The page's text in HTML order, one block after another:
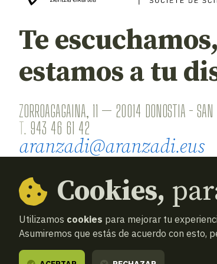
Te escuchamos,
estamos a tu
ZORROAGAGAINA, 11 — 20014 DONOSTIA -
T. 943 46 61 42
aranzadi@aranzadi.eus
Aranzadi — Zientzia elkartea
Cookies,
Utilizamos cookies para mejorar tu
Asumiremos que estás de acuerdo con esto,